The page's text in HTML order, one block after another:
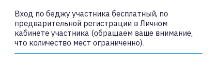
Вход по беджу участника бесплатный, по
предварительной регистрации в Личном
кабинете участника (обращаем ваше внимание,
что количество мест ограниченно).